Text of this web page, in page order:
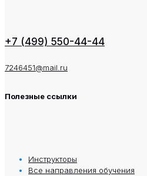
+7 (499) 550-44-44
7246451@mail.ru
Полезные ссылки
Инструкторы
Все направления обучения